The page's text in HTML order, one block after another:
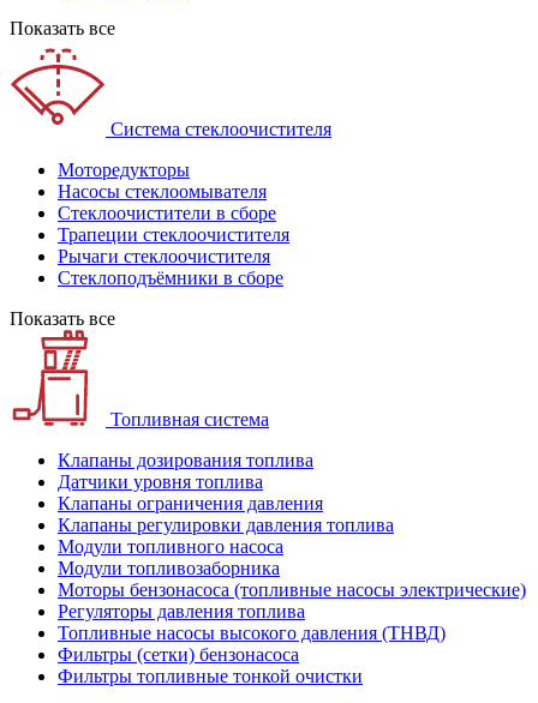
Показать все
Система стеклоочистителя
Моторедукторы
Насосы стеклоомывателя
Стеклоочистители в сборе
Трапеции стеклоочистителя
Рычаги стеклоочистителя
Стеклоподъёмники в сборе
Показать все
Топливная система
Клапаны дозирования топлива
Датчики уровня топлива
Клапаны ограничения давления
Клапаны регулировки давления топлива
Модули топливного насоса
Модули топливозаборника
Моторы бензонасоса (топливные насосы электрические)
Регуляторы давления топлива
Топливные насосы высокого давления (ТНВД)
Фильтры (сетки) бензонасоса
Фильтры топливные тонкой очистки